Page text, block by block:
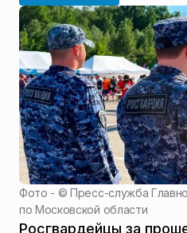
Фото - ©Пресс-служба
по Московской области
Росгвардейцы за